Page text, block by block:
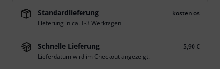
Standardlieferung
kostenlos
Lieferung in ca. 1-3 Werktagen
Schnelle Lieferung
5,90 €
Lieferdatum wird im Checkout angezeigt.